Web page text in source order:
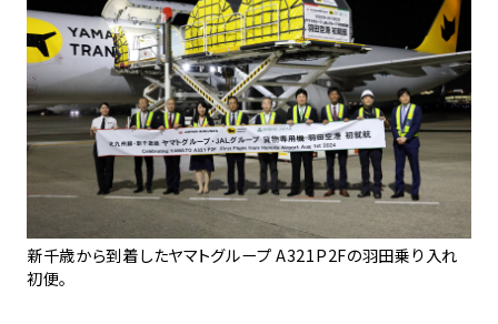
新千歳から到着したヤマトグループ A321P2Fの羽田乗り入れ
初便。